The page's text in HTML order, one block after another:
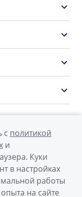
с политикой
и
Куки
в настройках
работы
на сайте